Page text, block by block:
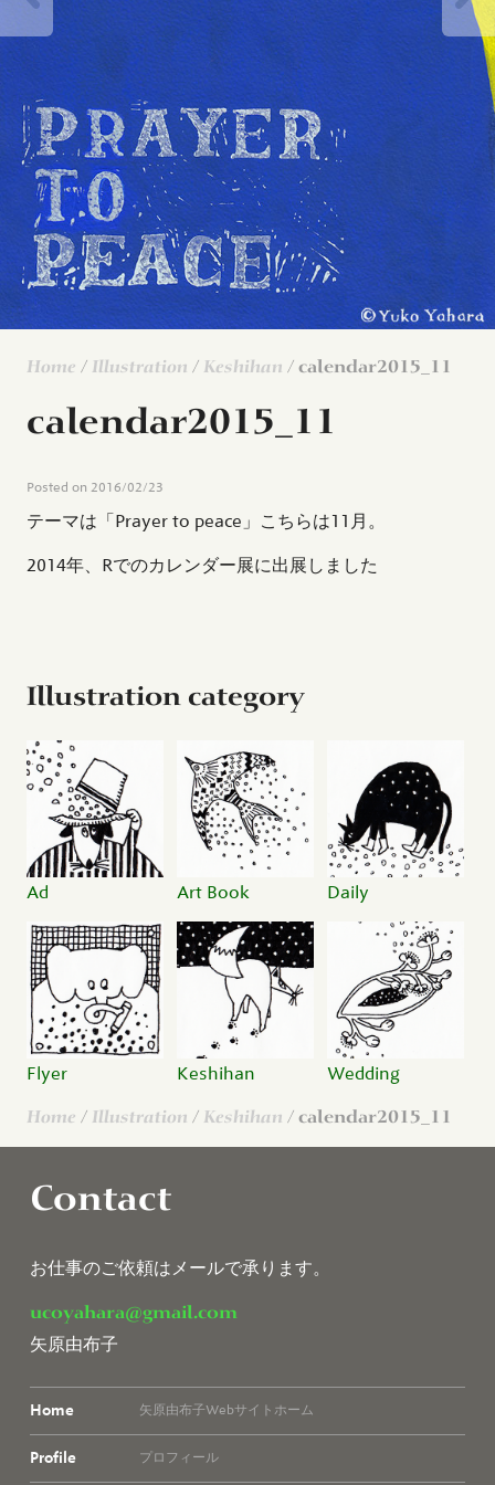
Home / Illustration / Keshihan / calendar2015_11
calendar2015_11
Posted on 2016/02/23
テーマは「Prayer to peace」こちらは11月。
2014年、Rでのカレンダー展に出展しました
Illustration category
Ad Art Book Daily
Flyer Keshihan Wedding
Home / Illustration / Keshihan / calendar2015_11
Contact
お仕事のご依頼はメールで承ります。
ucoyahara@gmail.com
矢原由布子
Home 矢原由布子Webサイトホーム
Profile プロフィール